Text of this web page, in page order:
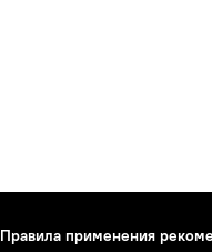
Правила применения